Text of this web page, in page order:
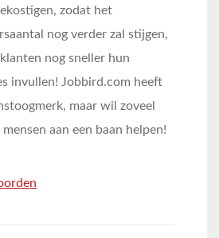
zodat het
nog verder zal stijgen,
nog sneller hun
invullen! Jobbird.com heeft
maar wil zoveel
aan een baan helpen!